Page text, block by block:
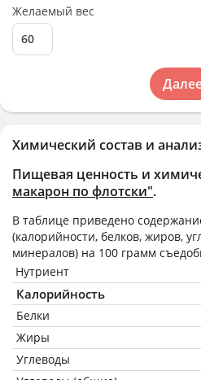
Химический состав и
Пищевая ценность и
макарон по флотски".
В таблице приведено
(калорийности, белков, жиров,
минералов) на 100 грамм
Нутриент
Калорийность
Белки
Жиры
Углеводы
Желаемый вес